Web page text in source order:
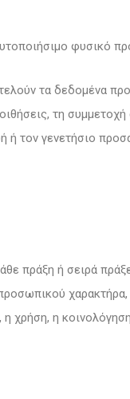
φυσικό
τα δεδομένα
τη
ή τον γενετήσιο
πράξη ή σειρά
χρήση, η